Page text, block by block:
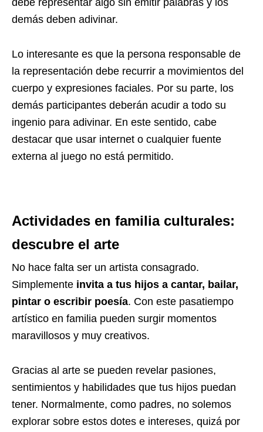
debe representar algo sin emitir palabras y los
demás deben adivinar.
Lo interesante es que la persona responsable de
la representación debe recurrir a movimientos del
cuerpo y expresiones faciales. Por su parte, los
demás participantes deberán acudir a todo su
ingenio para adivinar. En este sentido, cabe
destacar que usar internet o cualquier fuente
externa al juego no está permitido.
Actividades en familia culturales:
descubre el arte
No hace falta ser un artista consagrado.
Simplemente invita a tus hijos a cantar, bailar,
pintar o escribir poesía. Con este pasatiempo
artístico en familia pueden surgir momentos
maravillosos y muy creativos.
Gracias al arte se pueden revelar pasiones,
sentimientos y habilidades que tus hijos puedan
tener. Normalmente, como padres, no solemos
explorar sobre estos dotes e intereses, quizá por